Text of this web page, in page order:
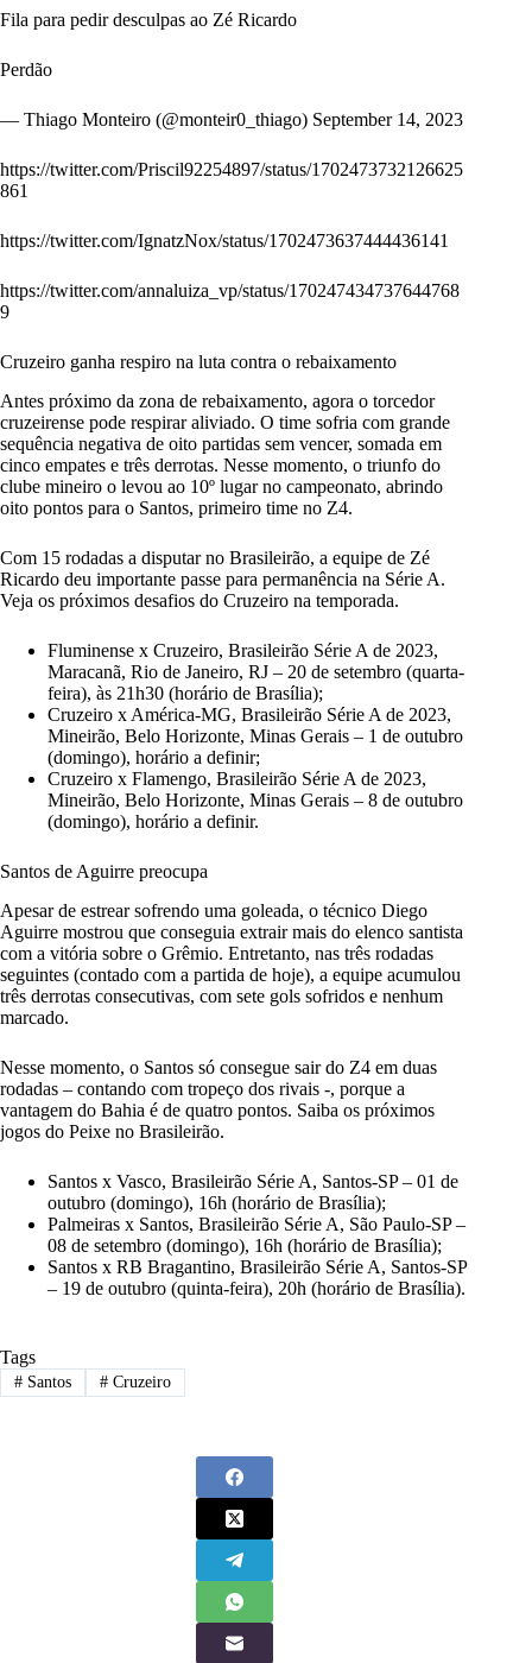
Fila para pedir desculpas ao Zé Ricardo
Perdão
— Thiago Monteiro (@monteir0_thiago) September 14, 2023
https://twitter.com/Priscil92254897/status/1702473732126625
861
https://twitter.com/IgnatzNox/status/1702473637444436141
https://twitter.com/annaluiza_vp/status/170247434737644768
9
Cruzeiro ganha respiro na luta contra o rebaixamento
Antes próximo da zona de rebaixamento, agora o torcedor
cruzeirense pode respirar aliviado. O time sofria com grande
sequência negativa de oito partidas sem vencer, somada em
cinco empates e três derrotas. Nesse momento, o triunfo do
clube mineiro o levou ao 10º lugar no campeonato, abrindo
oito pontos para o Santos, primeiro time no Z4.
Com 15 rodadas a disputar no Brasileirão, a equipe de Zé
Ricardo deu importante passe para permanência na Série A.
Veja os próximos desafios do Cruzeiro na temporada.
Fluminense x Cruzeiro, Brasileirão Série A de 2023,
Maracanã, Rio de Janeiro, RJ – 20 de setembro (quarta-
feira), às 21h30 (horário de Brasília);
Cruzeiro x América-MG, Brasileirão Série A de 2023,
Mineirão, Belo Horizonte, Minas Gerais – 1 de outubro
(domingo), horário a definir;
Cruzeiro x Flamengo, Brasileirão Série A de 2023,
Mineirão, Belo Horizonte, Minas Gerais – 8 de outubro
(domingo), horário a definir.
Santos de Aguirre preocupa
Apesar de estrear sofrendo uma goleada, o técnico Diego
Aguirre mostrou que conseguia extrair mais do elenco santista
com a vitória sobre o Grêmio. Entretanto, nas três rodadas
seguintes (contado com a partida de hoje), a equipe acumulou
três derrotas consecutivas, com sete gols sofridos e nenhum
marcado.
Nesse momento, o Santos só consegue sair do Z4 em duas
rodadas – contando com tropeço dos rivais -, porque a
vantagem do Bahia é de quatro pontos. Saiba os próximos
jogos do Peixe no Brasileirão.
Santos x Vasco, Brasileirão Série A, Santos-SP – 01 de
outubro (domingo), 16h (horário de Brasília);
Palmeiras x Santos, Brasileirão Série A, São Paulo-SP –
08 de setembro (domingo), 16h (horário de Brasília);
Santos x RB Bragantino, Brasileirão Série A, Santos-SP
– 19 de outubro (quinta-feira), 20h (horário de Brasília).
Tags
#Santos #Cruzeiro